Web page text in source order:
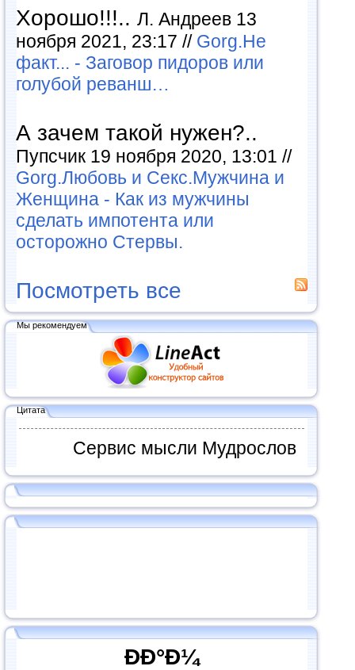
Хорошо!!!.. Л. Андреев 13
ноября 2021, 23:17 // Gorg.Не
факт... - Заговор пидоров или
голубой реванш…
А зачем такой нужен?..
Пупсчик 19 ноября 2020, 13:01 //
Gorg.Любовь и Секс.Мужчина и
Женщина - Как из мужчины
сделать импотента или
осторожно Стервы.
Посмотреть все
Мы рекомендуем
Цитата
Сервис мысли Мудрослов
ÐÐ°Ð¼